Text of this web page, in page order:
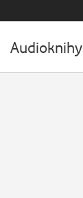
Audioknihy